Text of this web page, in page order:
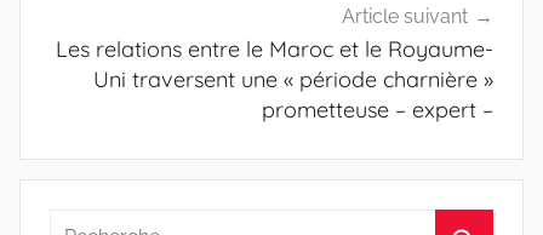
Article suivant
Les relations entre le Maroc et le Royaume-
Uni traversent une « période charnière »
prometteuse – expert –
Recherche